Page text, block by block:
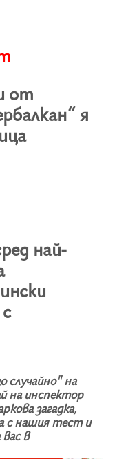
от
я
най-
случайно" на
на инспектор
загадка,
с нашия тест и
в